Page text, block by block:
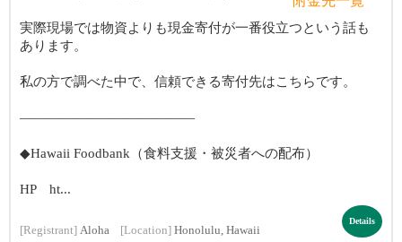
実際現場では物資よりも現金寄付が一番役立つという話も
あります。
私の方で調べた中で、信頼できる寄付先はこちらです。
―――――――――――――
◆Hawaii Foodbank（食料支援・被災者への配布）
HP ht...
[Registrant] Aloha [Location] Honolulu, Hawaii
Details